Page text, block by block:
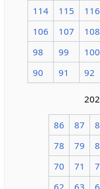
114
115 116
106
107 108
98
99 100
90
91 92
86 87
78
79
70
71
62
63